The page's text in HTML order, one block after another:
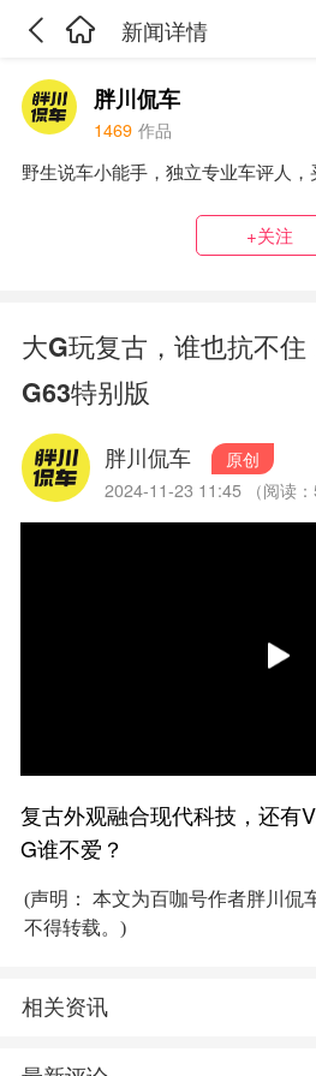
新闻详情
胖川侃车
1469 作品
野生说车小能手，独立专业车评人，
+关注
大G玩复古，谁也抗不
G63特别版
胖川侃车
原创
2024-11-23 11:45 （阅读：
复古外观融合现代科技，还有
G谁不爱？
(声明： 本文为百咖号作者胖川侃
不得转载。)
相关资讯